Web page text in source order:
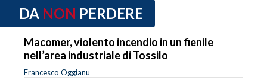
DA NON PERDERE
Macomer, violento incendio in un fienile
nell’area industriale di Tossilo
Francesco Oggianu